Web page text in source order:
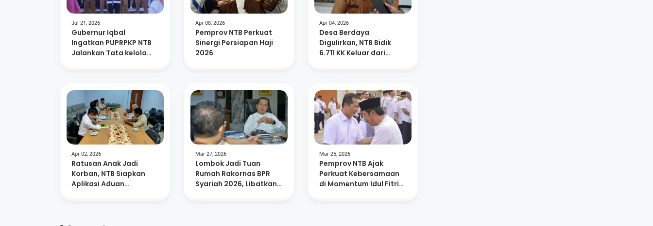
Jul 21, 2026
Gubernur Iqbal
Ingatkan PUPRPKP NTB
Jalankan Tata kelola
Apr 08, 2026
Pemprov NTB Perkuat
Sinergi Persiapan Haji
2026
Apr 04, 2026
Desa Berdaya
Digulirkan, NTB Bidik
6.711 KK Keluar dari
Apr 02, 2026
Ratusan Anak Jadi
Korban, NTB Siapkan
Aplikasi Aduan
Mar 27, 2026
Lombok Jadi Tuan
Rumah Rakornas BPR
Syariah 2026, Libatkan
Mar 25, 2026
Pemprov NTB Ajak
Perkuat Kebersamaan
di Momentum Idul Fitri